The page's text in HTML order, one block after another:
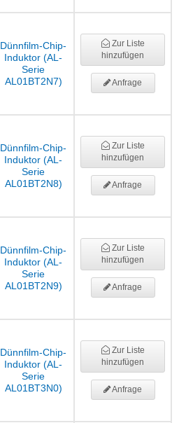
Dünnfilm-Chip-
Induktor (AL-
Serie
AL01BT2N7)
Zur Liste
hinzufügen
Anfrage
Dünnfilm-Chip-
Induktor (AL-
Serie
AL01BT2N8)
Zur Liste
hinzufügen
Anfrage
Dünnfilm-Chip-
Induktor (AL-
Serie
AL01BT2N9)
Zur Liste
hinzufügen
Anfrage
Dünnfilm-Chip-
Induktor (AL-
Serie
AL01BT3N0)
Zur Liste
hinzufügen
Anfrage